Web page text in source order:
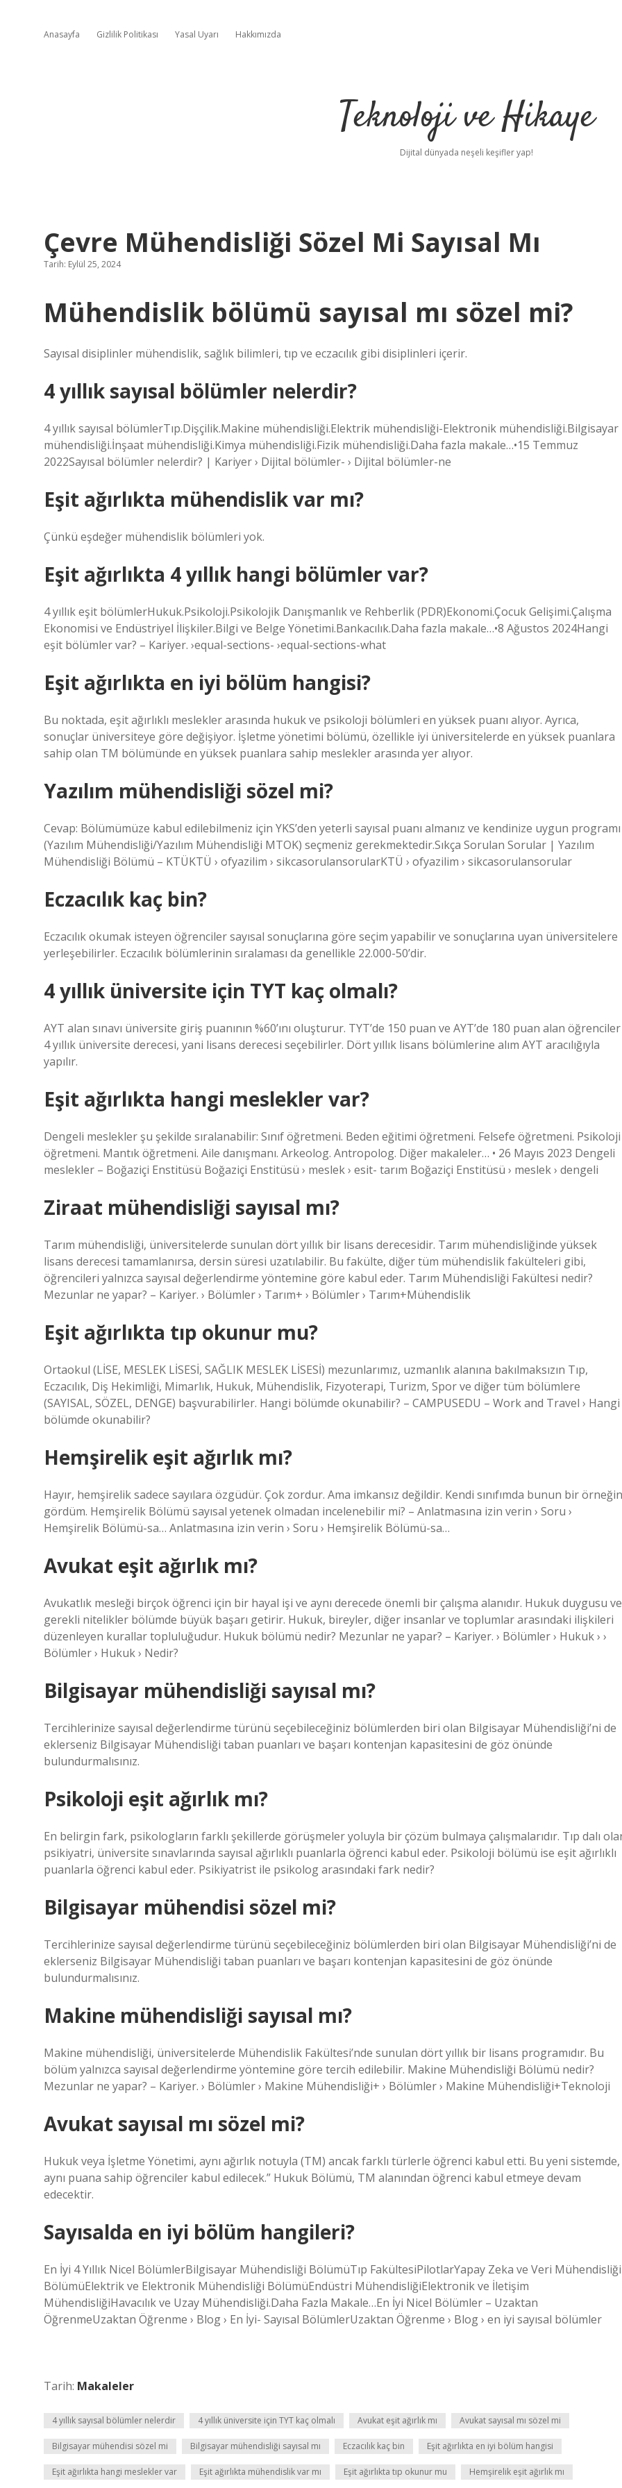
Anasayfa Gizlilik Politikası Yasal Uyarı Hakkımızda
Teknoloji ve Hikaye
Dijital dünyada neşeli keşifler yap!
Çevre Mühendisliği Sözel Mi Sayısal Mı
Tarih: Eylül 25, 2024
Mühendislik bölümü sayısal mı sözel mi?
Sayısal disiplinler mühendislik, sağlık bilimleri, tıp ve eczacılık gibi disiplinleri içerir.
4 yıllık sayısal bölümler nelerdir?
4 yıllık sayısal bölümlerTıp.Dişçilik.Makine mühendisliği.Elektrik mühendisliği-Elektronik mühendisliği.Bilgisayar
mühendisliği.İnşaat mühendisliği.Kimya mühendisliği.Fizik mühendisliği.Daha fazla makale…•15 Temmuz
2022Sayısal bölümler nelerdir? | Kariyer › Dijital bölümler- › Dijital bölümler-ne
Eşit ağırlıkta mühendislik var mı?
Çünkü eşdeğer mühendislik bölümleri yok.
Eşit ağırlıkta 4 yıllık hangi bölümler var?
4 yıllık eşit bölümlerHukuk.Psikoloji.Psikolojik Danışmanlık ve Rehberlik (PDR)Ekonomi.Çocuk Gelişimi.Çalışma
Ekonomisi ve Endüstriyel İlişkiler.Bilgi ve Belge Yönetimi.Bankacılık.Daha fazla makale…•8 Ağustos 2024Hangi
eşit bölümler var? – Kariyer. ›equal-sections- ›equal-sections-what
Eşit ağırlıkta en iyi bölüm hangisi?
Bu noktada, eşit ağırlıklı meslekler arasında hukuk ve psikoloji bölümleri en yüksek puanı alıyor. Ayrıca,
sonuçlar üniversiteye göre değişiyor. İşletme yönetimi bölümü, özellikle iyi üniversitelerde en yüksek puanlara
sahip olan TM bölümünde en yüksek puanlara sahip meslekler arasında yer alıyor.
Yazılım mühendisliği sözel mi?
Cevap: Bölümümüze kabul edilebilmeniz için YKS’den yeterli sayısal puanı almanız ve kendinize uygun programı
(Yazılım Mühendisliği/Yazılım Mühendisliği MTOK) seçmeniz gerekmektedir.Sıkça Sorulan Sorular | Yazılım
Mühendisliği Bölümü – KTÜKTÜ › ofyazilim › sikcasorulansorularKTÜ › ofyazilim › sikcasorulansorular
Eczacılık kaç bin?
Eczacılık okumak isteyen öğrenciler sayısal sonuçlarına göre seçim yapabilir ve sonuçlarına uyan üniversitelere
yerleşebilirler. Eczacılık bölümlerinin sıralaması da genellikle 22.000-50’dir.
4 yıllık üniversite için TYT kaç olmalı?
AYT alan sınavı üniversite giriş puanının %60’ını oluşturur. TYT’de 150 puan ve AYT’de 180 puan alan öğrenciler
4 yıllık üniversite derecesi, yani lisans derecesi seçebilirler. Dört yıllık lisans bölümlerine alım AYT aracılığıyla
yapılır.
Eşit ağırlıkta hangi meslekler var?
Dengeli meslekler şu şekilde sıralanabilir: Sınıf öğretmeni. Beden eğitimi öğretmeni. Felsefe öğretmeni. Psikoloji
öğretmeni. Mantık öğretmeni. Aile danışmanı. Arkeolog. Antropolog. Diğer makaleler… • 26 Mayıs 2023 Dengeli
meslekler – Boğaziçi Enstitüsü Boğaziçi Enstitüsü › meslek › esit- tarım Boğaziçi Enstitüsü › meslek › dengeli
Ziraat mühendisliği sayısal mı?
Tarım mühendisliği, üniversitelerde sunulan dört yıllık bir lisans derecesidir. Tarım mühendisliğinde yüksek
lisans derecesi tamamlanırsa, dersin süresi uzatılabilir. Bu fakülte, diğer tüm mühendislik fakülteleri gibi,
öğrencileri yalnızca sayısal değerlendirme yöntemine göre kabul eder. Tarım Mühendisliği Fakültesi nedir?
Mezunlar ne yapar? – Kariyer. › Bölümler › Tarım+ › Bölümler › Tarım+Mühendislik
Eşit ağırlıkta tıp okunur mu?
Ortaokul (LİSE, MESLEK LİSESİ, SAĞLIK MESLEK LİSESİ) mezunlarımız, uzmanlık alanına bakılmaksızın Tıp,
Eczacılık, Diş Hekimliği, Mimarlık, Hukuk, Mühendislik, Fizyoterapi, Turizm, Spor ve diğer tüm bölümlere
(SAYISAL, SÖZEL, DENGE) başvurabilirler. Hangi bölümde okunabilir? – CAMPUSEDU – Work and Travel › Hangi
bölümde okunabilir?
Hemşirelik eşit ağırlık mı?
Hayır, hemşirelik sadece sayılara özgüdür. Çok zordur. Ama imkansız değildir. Kendi sınıfımda bunun bir
gördüm. Hemşirelik Bölümü sayısal yetenek olmadan incelenebilir mi? – Anlatmasına izin verin › Soru ›
Hemşirelik Bölümü-sa… Anlatmasına izin verin › Soru › Hemşirelik Bölümü-sa…
Avukat eşit ağırlık mı?
Avukatlık mesleği birçok öğrenci için bir hayal işi ve aynı derecede önemli bir çalışma alanıdır. Hukuk duygusu ve
gerekli nitelikler bölümde büyük başarı getirir. Hukuk, bireyler, diğer insanlar ve toplumlar arasındaki ilişkileri
düzenleyen kurallar topluluğudur. Hukuk bölümü nedir? Mezunlar ne yapar? – Kariyer. › Bölümler › Hukuk › ›
Bölümler › Hukuk › Nedir?
Bilgisayar mühendisliği sayısal mı?
Tercihlerinize sayısal değerlendirme türünü seçebileceğiniz bölümlerden biri olan Bilgisayar Mühendisliği’ni de
eklerseniz Bilgisayar Mühendisliği taban puanları ve başarı kontenjan kapasitesini de göz önünde
bulundurmalısınız.
Psikoloji eşit ağırlık mı?
En belirgin fark, psikologların farklı şekillerde görüşmeler yoluyla bir çözüm bulmaya çalışmalarıdır. Tıp dalı
psikiyatri, üniversite sınavlarında sayısal ağırlıklı puanlarla öğrenci kabul eder. Psikoloji bölümü ise eşit ağırlıklı
puanlarla öğrenci kabul eder. Psikiyatrist ile psikolog arasındaki fark nedir?
Bilgisayar mühendisi sözel mi?
Tercihlerinize sayısal değerlendirme türünü seçebileceğiniz bölümlerden biri olan Bilgisayar Mühendisliği’ni de
eklerseniz Bilgisayar Mühendisliği taban puanları ve başarı kontenjan kapasitesini de göz önünde
bulundurmalısınız.
Makine mühendisliği sayısal mı?
Makine mühendisliği, üniversitelerde Mühendislik Fakültesi’nde sunulan dört yıllık bir lisans programıdır. Bu
bölüm yalnızca sayısal değerlendirme yöntemine göre tercih edilebilir. Makine Mühendisliği Bölümü nedir?
Mezunlar ne yapar? – Kariyer. › Bölümler › Makine Mühendisliği+ › Bölümler › Makine Mühendisliği+Teknoloji
Avukat sayısal mı sözel mi?
Hukuk veya İşletme Yönetimi, aynı ağırlık notuyla (TM) ancak farklı türlerle öğrenci kabul etti. Bu yeni sistemde,
aynı puana sahip öğrenciler kabul edilecek.” Hukuk Bölümü, TM alanından öğrenci kabul etmeye devam
edecektir.
Sayısalda en iyi bölüm hangileri?
En İyi 4 Yıllık Nicel BölümlerBilgisayar Mühendisliği BölümüTıp FakültesiPilotlarYapay Zeka ve Veri Mühendisliği
BölümüElektrik ve Elektronik Mühendisliği BölümüEndüstri MühendisliğiElektronik ve İletişim
MühendisliğiHavacılık ve Uzay Mühendisliği.Daha Fazla Makale…En İyi Nicel Bölümler – Uzaktan
ÖğrenmeUzaktan Öğrenme › Blog › En İyi- Sayısal BölümlerUzaktan Öğrenme › Blog › en iyi sayısal bölümler
Tarih: Makaleler
4 yıllık sayısal bölümler nelerdir 4 yıllık üniversite için TYT kaç olmalı Avukat eşit ağırlık mı Avukat sayısal mı sözel mi
Bilgisayar mühendisi sözel mi Bilgisayar mühendisliği sayısal mı Eczacılık kaç bin Eşit ağırlıkta en iyi bölüm hangisi
Eşit ağırlıkta hangi meslekler var Eşit ağırlıkta mühendislik var mı Eşit ağırlıkta tıp okunur mu Hemşirelik eşit ağırlık mı